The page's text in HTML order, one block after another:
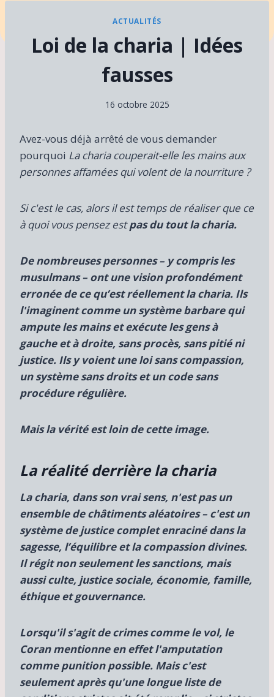
ACTUALITÉS
Loi de la charia | Idées
fausses
16 octobre 2025
Avez-vous déjà arrêté de vous demander
pourquoi La charia couperait-elle les mains aux
personnes affamées qui volent de la nourriture ?
Si c'est le cas, alors il est temps de réaliser que ce
à quoi vous pensez estpas du tout la charia.
De nombreuses personnes – y compris les
musulmans – ont une vision profondément
erronée de ce qu’est réellement la charia. Ils
l'imaginent comme unsystème barbare qui
ampute les mains et exécute les gens à
gauche et à droite, sans procès, sans pitié ni
justice. Ils y voient une loi sans compassion,
un système sans droits et un code sans
procédure régulière.
Mais la vérité estloin de cette image.
La réalité derrière la charia
La charia, dans son vrai sens, n'est pas un
ensemble de châtiments aléatoires – c'est un
système de justice complet enraciné dans la
sagesse, l’équilibre et la compassion divines.
Il régit non seulement les sanctions, mais
aussiculte, justice sociale, économie, famille,
éthique et gouvernance.
Lorsqu'il s'agit de crimes comme le vol, le
Coran mentionne en effet l'amputation
comme punition possible. Mais c'est
seulementaprès qu'une longue liste de